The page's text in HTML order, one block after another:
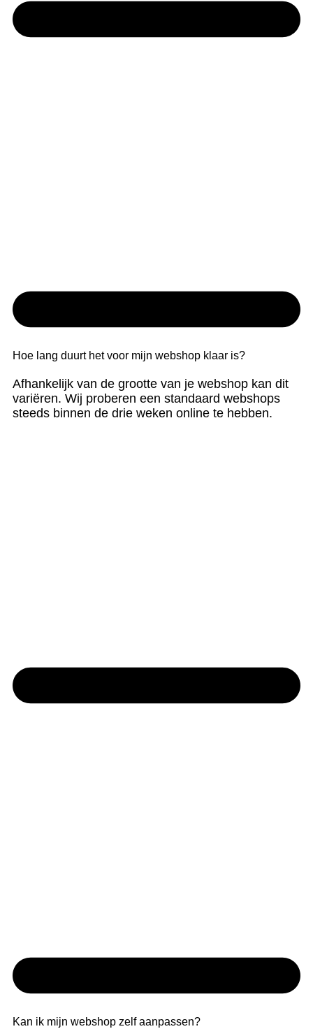
Hoe lang duurt het voor mijn webshop klaar is?
Afhankelijk van de grootte van je webshop kan dit
variëren. Wij proberen een standaard webshops
steeds binnen de drie weken online te hebben.
Kan ik mijn webshop zelf aanpassen?